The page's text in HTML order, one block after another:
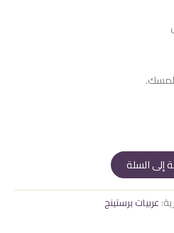
إلى السلة
عربيات برستينج